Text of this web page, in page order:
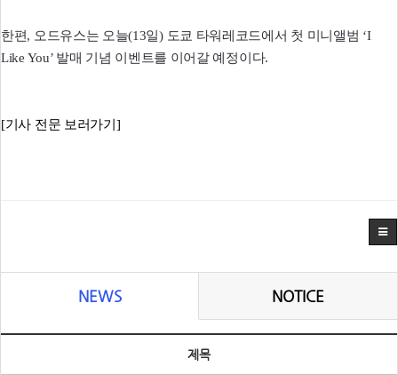
한편, 오드유스는 오늘(13일) 도쿄 타워레코드에서 첫 미니앨범 ‘I
Like You’ 발매 기념 이벤트를 이어갈 예정이다.
[기사 전문 보러가기]
NEWS NOTICE
제목